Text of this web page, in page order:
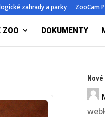
zahrady a parky ZooCam
ZOO DOKUMENTY